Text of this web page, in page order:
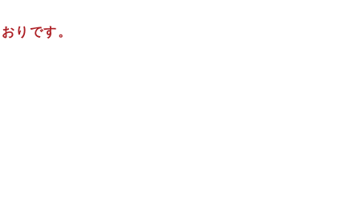
りです。